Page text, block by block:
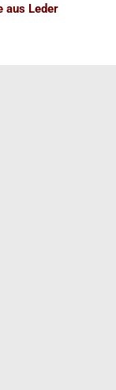
aus Leder